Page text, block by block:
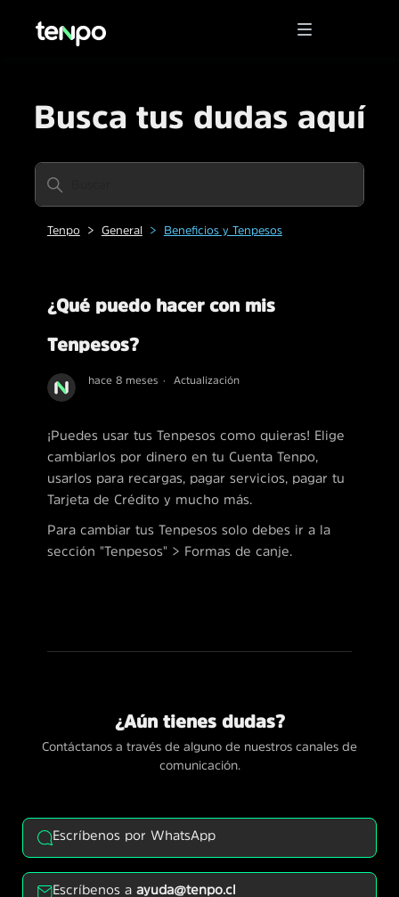
Busca tus dudas aquí
Tenpo General Beneficios y Tenpesos
¿Qué puedo hacer con mis
Tenpesos?
hace 8 meses Actualización
¡Puedes usar tus Tenpesos como quieras! Elige
cambiarlos por dinero en tu Cuenta Tenpo,
usarlos para recargas, pagar servicios, pagar tu
Tarjeta de Crédito y mucho más.
Para cambiar tus Tenpesos solo debes ir a la
sección "Tenpesos" > Formas de canje.
¿Aún tienes dudas?
Contáctanos a través de alguno de nuestros canales de
comunicación.
Escríbenos por WhatsApp
Escríbenos aayuda@tenpo.cl